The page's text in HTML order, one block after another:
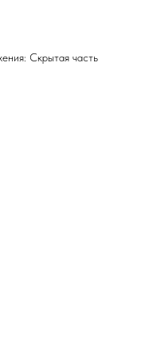
Скрытая часть